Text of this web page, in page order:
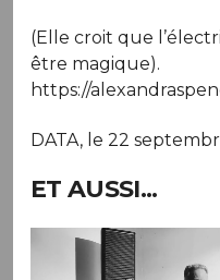
(Elle croit que
être magique).
https://
DATA, le 22
ET AUSSI...